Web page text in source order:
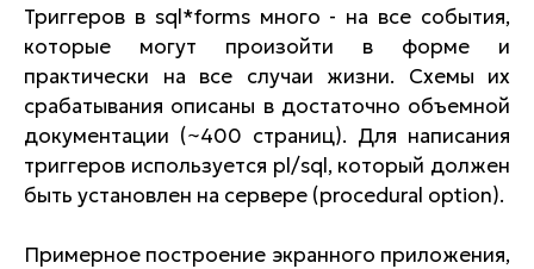
Триггеров в sql*forms много - на все события,
которые могут произойти в форме и
практически на все случаи жизни. Схемы их
срабатывания описаны в достаточно объемной
документации (~400 страниц). Для написания
триггеров используется pl/sql, который должен
быть установлен на сервере (procedural option).
Примерное построение экранного приложения,